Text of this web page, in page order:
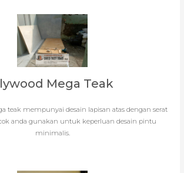
Mega Teak
teak mempunyai desain lapisan atas dengan serat
anda gunakan untuk keperluan desain pintu
minimalis.